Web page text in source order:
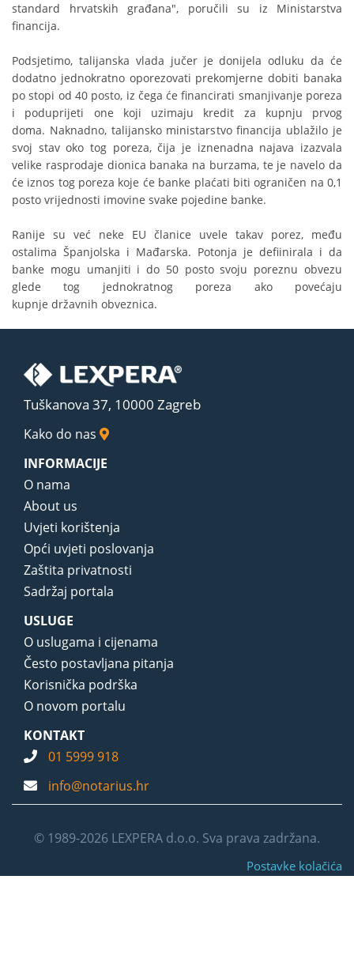
standard hrvatskih građana", poručili su iz Ministarstva
financija.
Podsjetimo, talijanska vlada jučer je donijela odluku da će
dodatno jednokratno oporezovati prekomjerne dobiti banaka
po stopi od 40 posto, iz čega će financirati smanjivanje poreza
i poduprijeti one koji uzimaju kredit za kupnju prvog
doma. Naknadno, talijansko ministarstvo financija ublažilo je
svoj stav oko tog poreza, čija je iznenadna najava izazvala
velike rasprodaje dionica banaka na burzama, te je navelo da
će iznos tog poreza koje će banke plaćati biti ograničen na 0,1
posto vrijednosti imovine svake pojedine banke.
Ranije su već neke EU članice uvele takav porez, među
ostalima Španjolska i Mađarska. Potonja je defiinirala i da
banke mogu umanjiti i do 50 posto svoju poreznu obvezu
glede tog jednokratnog poreza ako povećaju
kupnje državnih obveznica.
Tuškanova 37, 10000 Zagreb
Kako do nas
INFORMACIJE
O nama
About us
Uvjeti korištenja
Opći uvjeti poslovanja
Zaštita privatnosti
Sadržaj portala
USLUGE
O uslugama i cijenama
Često postavljana pitanja
Korisnička podrška
O novom portalu
KONTAKT
01 5999 918
info@notarius.hr
© 1989-2026 LEXPERA d.o.o. Sva prava zadržana.
Postavke kolačića